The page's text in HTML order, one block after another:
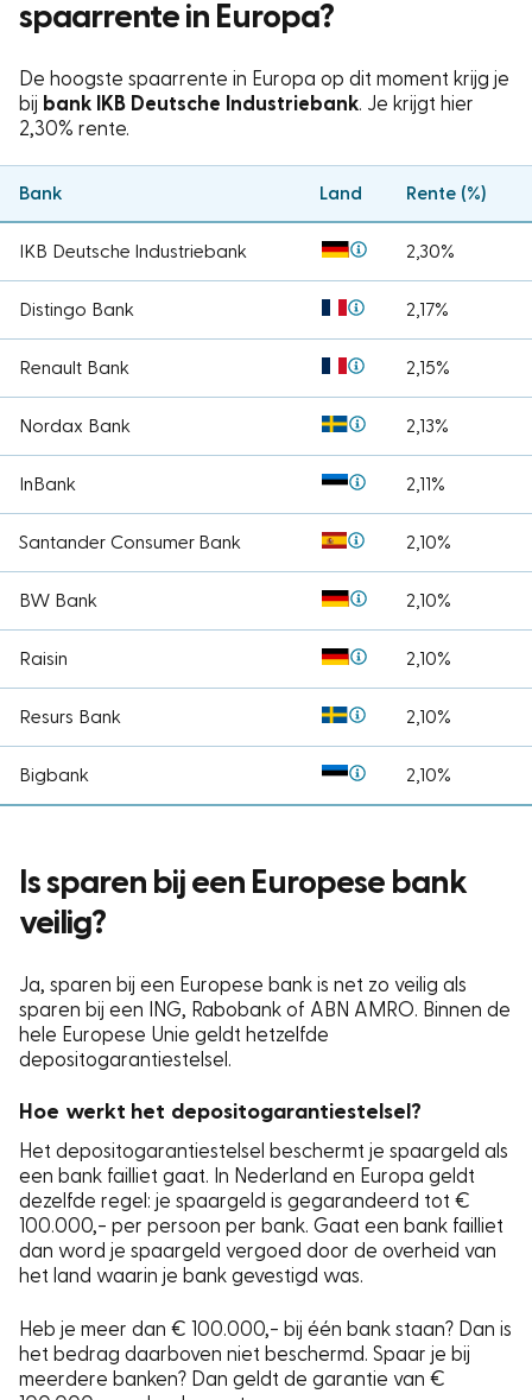
spaarrente in Europa?
De hoogste spaarrente in Europa op dit moment krijg je
bij bank IKB Deutsche Industriebank. Je krijgt hier
2,30% rente.
Bank Land Rente (%)
IKB Deutsche Industriebank 2,30%
Distingo Bank 2,17%
Renault Bank 2,15%
Nordax Bank 2,13%
InBank 2,11%
Santander Consumer Bank 2,10%
BW Bank 2,10%
Raisin 2,10%
Resurs Bank 2,10%
Bigbank 2,10%
Is sparen bij een Europese bank
veilig?
Ja, sparen bij een Europese bank is net zo veilig als
sparen bij een ING, Rabobank of ABN AMRO. Binnen de
hele Europese Unie geldt hetzelfde
depositogarantiestelsel.
Hoe werkt het depositogarantiestelsel?
Het depositogarantiestelsel beschermt je spaargeld als
een bank failliet gaat. In Nederland en Europa geldt
dezelfde regel: je spaargeld is gegarandeerd tot €
100.000,- per persoon per bank. Gaat een bank failliet
dan word je spaargeld vergoed door de overheid van
het land waarin je bank gevestigd was.
Heb je meer dan € 100.000,- bij één bank staan? Dan is
het bedrag daarboven niet beschermd. Spaar je bij
meerdere banken? Dan geldt de garantie van €